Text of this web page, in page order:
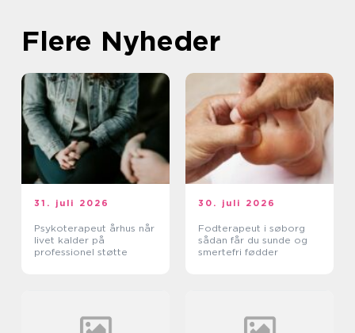
Flere Nyheder
31. juli 2026
Psykoterapeut århus når
livet kalder på
professionel støtte
30. juli 2026
Fodterapeut i søborg
sådan får du sunde og
smertefri fødder